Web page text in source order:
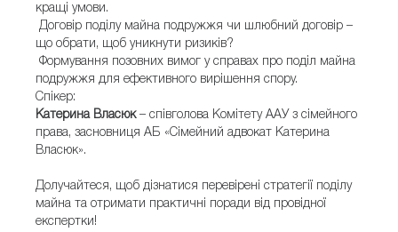
кращі умови.
Договір поділу майна подружжя чи шлюбний договір –
що обрати, щоб уникнути ризиків?
Формування позовних вимог у справах про поділ майна
подружжя для ефективного вирішення спору.
Спікер:
Катерина Власюк– співголова Комітету ААУ з сімейного
права, засновниця АБ «Сімейний адвокат Катерина
Власюк».
Долучайтеся, щоб дізнатися перевірені стратегії поділу
майна та отримати практичні поради від провідної
експертки!